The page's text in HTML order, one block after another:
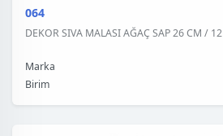
064
DEKOR SIVA MALASI AĞAÇ SAP 26 CM / 12
Marka
Birim